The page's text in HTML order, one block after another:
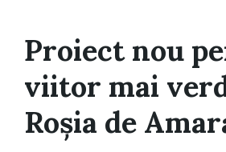
Proiect nou
viitor mai
Roșia de